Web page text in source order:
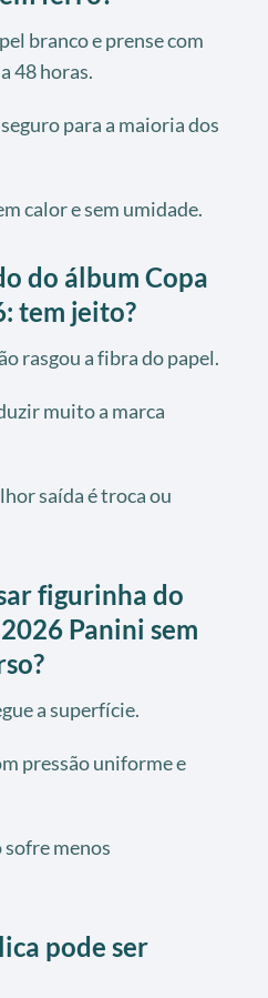
branco e prense com
48 horas.
para a maioria dos
calor e sem umidade.
do álbum Copa
tem jeito?
rasgou a fibra do papel.
muito a marca
saída é troca ou
figurinha do
Panini sem
a superfície.
pressão uniforme e
sofre menos
pode ser